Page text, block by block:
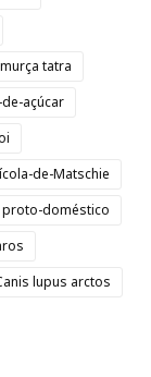
tatra
açúcar
de-Matschie
proto-doméstico
lupus arctos